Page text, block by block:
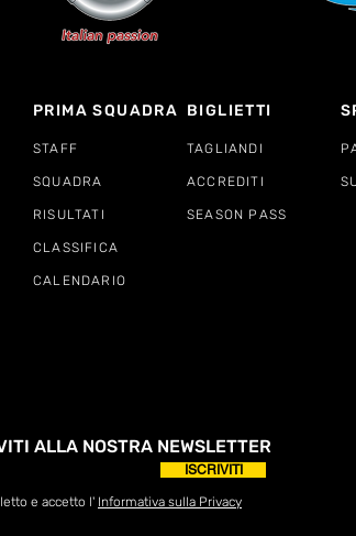
PRIMA SQUADRA BIGLIETTI
STAFF TAGLIANDI
SQUADRA ACCREDITI
RISULTATI SEASON PASS
CLASSIFICA
CALENDARIO
ALLA NOSTRA NEWSLETTER
ISCRIVITI
e accetto l' Informativa sulla Privacy